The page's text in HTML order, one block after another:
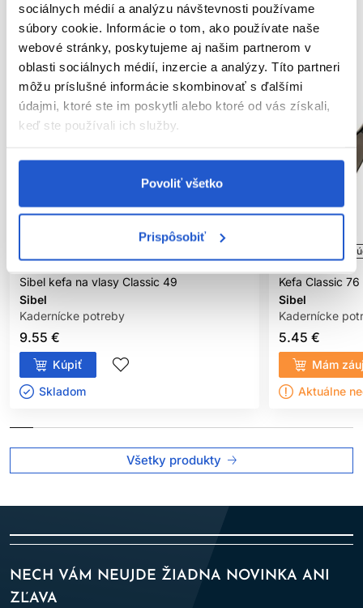
sociálnych médií a analýzu návštevnosti používame
súbory cookie. Informácie o tom, ako používate naše
webové stránky, poskytujeme aj našim partnerom v
oblasti sociálnych médií, inzercie a analýzy. Títo partneri
môžu príslušné informácie skombinovať s ďalšími
údajmi, ktoré ste im poskytli alebo ktoré od vás získali,
keď ste používali ich služby.
Povoliť všetko
Prispôsobiť
Sibel kefa na vlasy Classic 49
Sibel
Kadernícke potreby
9.55 €
Kúpiť
Skladom ㅤ
Oficiálna
Kefa Classic 76
Sibel
Kadernícke
5.45 €
Mám
Aktuálne
Všetky produkty
NECH VÁM NEUJDE ŽIADNA NOVINKA ANI
ZĽAVA